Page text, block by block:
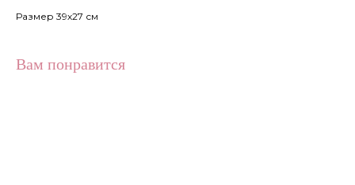
Размер 39х27 см
Вам понравится